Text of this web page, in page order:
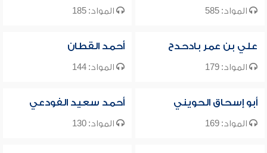
المواد: 585 المواد: 185
علي بن عمر بادحدح
المواد: 179
أحمد القطان
المواد: 144
أبو إسحاق الحويني
المواد: 169
أحمد سعيد الفودعي
المواد: 130